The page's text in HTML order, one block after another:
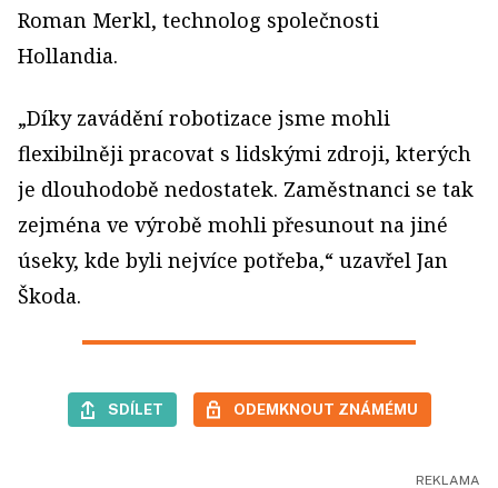
Roman Merkl, technolog společnosti
Hollandia.
„Díky zavádění robotizace jsme mohli
flexibilněji pracovat s lidskými zdroji, kterých
je dlouhodobě nedostatek. Zaměstnanci se tak
zejména ve výrobě mohli přesunout na jiné
úseky, kde byli nejvíce potřeba,“ uzavřel Jan
Škoda.
SDÍLET ODEMKNOUT ZNÁMÉMU